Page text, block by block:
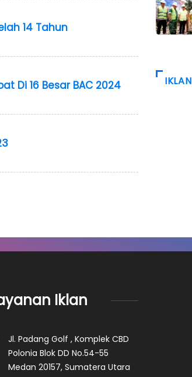
14 Tahun
Di 16 Besar BAC 2024 IKLAN
Iklan
Jl. Padang Golf , Komplek CBD
Polonia Blok DD No.54-55
Medan 20157, Sumatera Utara